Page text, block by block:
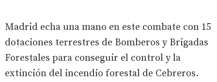
Madrid echa una mano en este combate con 15
dotaciones terrestres de Bomberos y Brigadas
Forestales para conseguir el control y la
extinción del incendio forestal de Cebreros.